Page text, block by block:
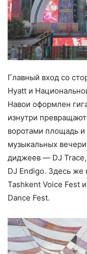
Главный вход со
Hyatt и
Навои оформлен
изнутри
воротами площадь
музыкальных
диджеев — DJ Trace,
DJ Endigo. Здесь же
Tashkent Voice Fest
Dance Fest.